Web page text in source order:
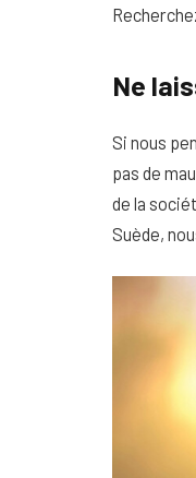
Ne
Si nous
pas de
de la
Suède,